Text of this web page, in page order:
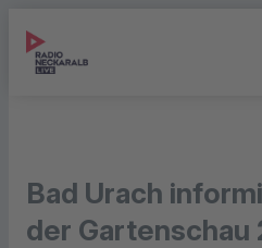
Bad Urach
der Gartenschau